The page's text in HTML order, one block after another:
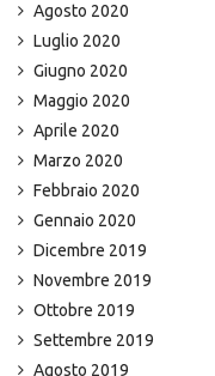
Agosto 2020
Luglio 2020
Giugno 2020
Maggio 2020
Aprile 2020
Marzo 2020
Febbraio 2020
Gennaio 2020
Dicembre 2019
Novembre 2019
Ottobre 2019
Settembre 2019
Agosto 2019